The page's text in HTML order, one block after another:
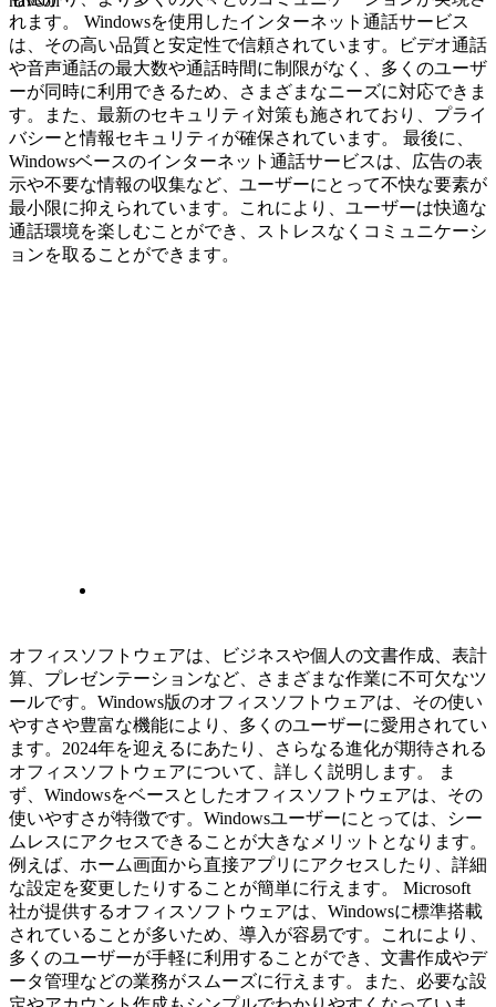
れます。 Windowsを使用したインターネット通話サービス
は、その高い品質と安定性で信頼されています。ビデオ通話
や音声通話の最大数や通話時間に制限がなく、多くのユーザ
ーが同時に利用できるため、さまざまなニーズに対応できま
す。また、最新のセキュリティ対策も施されており、プライ
バシーと情報セキュリティが確保されています。 最後に、
Windowsベースのインターネット通話サービスは、広告の表
示や不要な情報の収集など、ユーザーにとって不快な要素が
最小限に抑えられています。これにより、ユーザーは快適な
通話環境を楽しむことができ、ストレスなくコミュニケーシ
ョンを取ることができます。
オフィスソフトウェアは、ビジネスや個人の文書作成、表計
算、プレゼンテーションなど、さまざまな作業に不可欠なツ
ールです。Windows版のオフィスソフトウェアは、その使い
やすさや豊富な機能により、多くのユーザーに愛用されてい
ます。2024年を迎えるにあたり、さらなる進化が期待される
オフィスソフトウェアについて、詳しく説明します。 ま
ず、Windowsをベースとしたオフィスソフトウェアは、その
使いやすさが特徴です。Windowsユーザーにとっては、シー
ムレスにアクセスできることが大きなメリットとなります。
例えば、ホーム画面から直接アプリにアクセスしたり、詳細
な設定を変更したりすることが簡単に行えます。 Microsoft
社が提供するオフィスソフトウェアは、Windowsに標準搭載
されていることが多いため、導入が容易です。これにより、
多くのユーザーが手軽に利用することができ、文書作成やデ
ータ管理などの業務がスムーズに行えます。また、必要な設